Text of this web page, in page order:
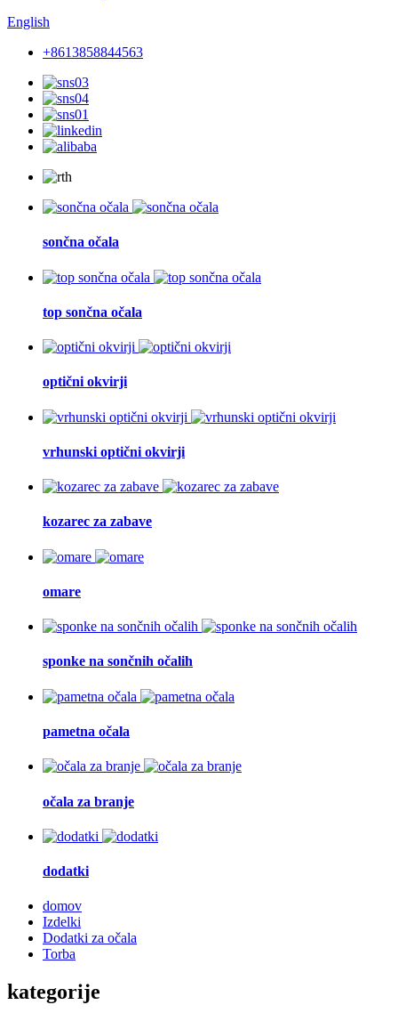
English
+8613858844563
sončna očala
top sončna očala
optični okvirji
vrhunski optični okvirji
kozarec za zabave
omare
sponke na sončnih očalih
pametna očala
očala za branje
dodatki
domov
Izdelki
Dodatki za očala
Torba
kategorije